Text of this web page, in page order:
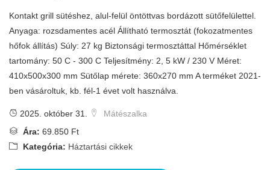
Kontakt grill sütéshez, alul-felül öntöttvas bordázott sütőfelülettel.
Anyaga: rozsdamentes acél Állítható termosztát (fokozatmentes
hőfok állítás) Súly: 27 kg Biztonsági termosztáttal Hőmérséklet
tartomány: 50 C - 300 C Teljesítmény: 2, 5 kW / 230 V Méret:
410x500x300 mm Sütőlap mérete: 360x270 mm A terméket 2021-
ben vásároltuk, kb. fél-1 évet volt használva.
2025. október 31.
Mátészalka
Ára: 69.850 Ft
Kategória: Háztartási cikkek